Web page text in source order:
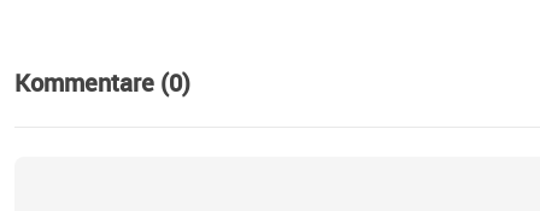
Kommentare (0)